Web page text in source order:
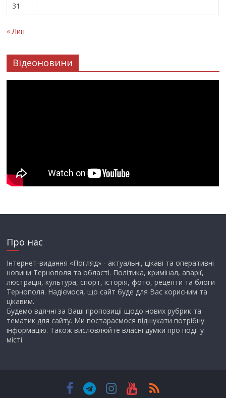
31
« Лип
Відеоновини
Про нас
Інтернет-видання «Погляд» - актуальні, цікаві та оперативні
новини Тернополя та області. Політика, кримінал, аварії,
люстрація, культура, спорт, історія, фото, рецепти та блоги
Тернополя. Надіємося, що сайт буде для Вас корисним та
цікавим.
Будемо вдячні за Ваші пропозиції щодо нових рубрик та
тематик для сайту. Ми постараємося відшукати потрібну
інформацію. Також висловлюйте власні думки про події у
місті.